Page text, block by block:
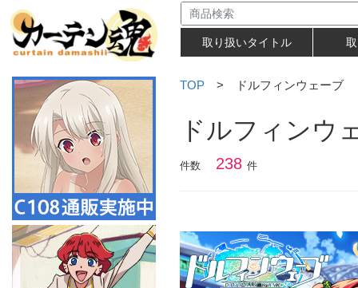
取り扱いタイトル
TOP > ドルフィンウェーブ
ドルフィンウ
件数 238 件